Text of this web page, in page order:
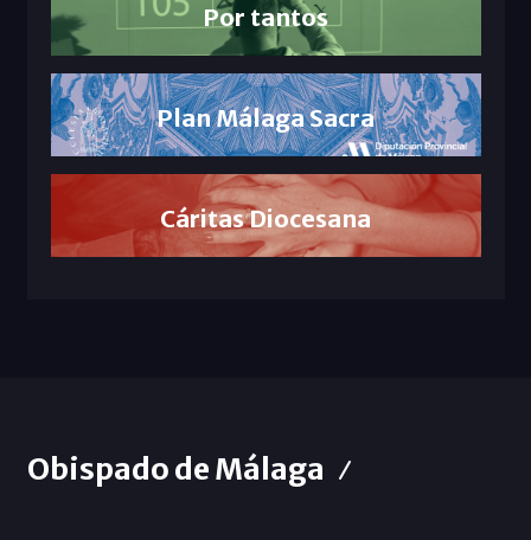
Por tantos
Plan Málaga Sacra
Cáritas Diocesana
Obispado de Málaga